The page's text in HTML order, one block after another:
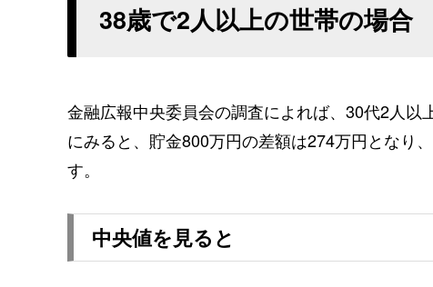
38歳で2人以上の世帯の場合
金融広報中央委員会の調査によれば、30代2人
にみると、貯金800万円の差額は274万円となり
す。
中央値を見ると